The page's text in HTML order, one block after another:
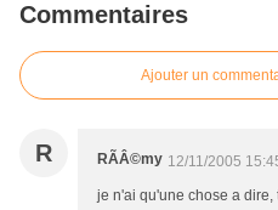
Commentaires
Ajouter un
R RÃÂ©my 12/11/2005
je n'ai qu'une chose a dire,